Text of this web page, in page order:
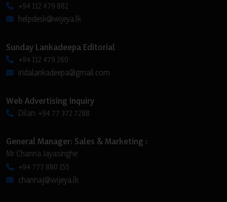
+94 112 479 882
helpdesk@wijeya.lk
Sunday Lankadeepa Editorial
+94 112 479 260
iridalankadeepa@gmail.com
Web Advertising Inquiry
Dilan: +94 77 372 7288
General Manager: Sales & Marketing :
Mr Channa Jayasinghe
+94 777 880 155
channaj@wijeya.lk